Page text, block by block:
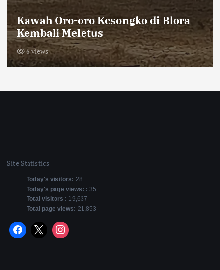
Khutbah Jumat Ingatkan Jamaah
tentang Keterbatasan Waktu dan
Pentingnya Amal Saleh
6 views
Site Statistics
Today's visitors: 28
Today's page views: :35
Total visitors : 19,637
Total page views: 21,853